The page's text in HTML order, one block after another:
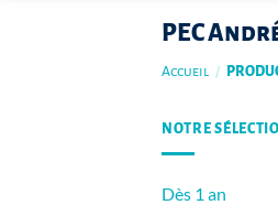
PEC
Accueil /
NOTRE
Dès 1 an